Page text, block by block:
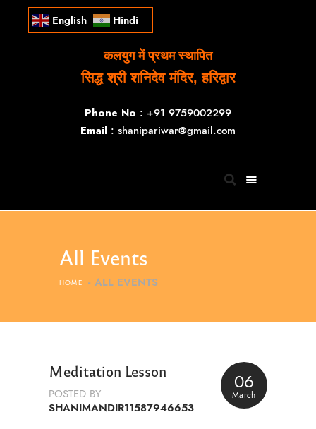
English Hindi
कलयुग में प्रथम स्थापित
सिद्ध श्री शनिदेव मंदिर, हरिद्वार
Phone No : +91 9759002299
Email : shanipariwar@gmail.com
All Events
HOME ALL EVENTS
06
March
Meditation Lesson
POSTED BY
SHANIMANDIR11587946653